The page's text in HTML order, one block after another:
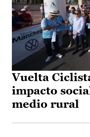
Vuelta
impacto
medio rural